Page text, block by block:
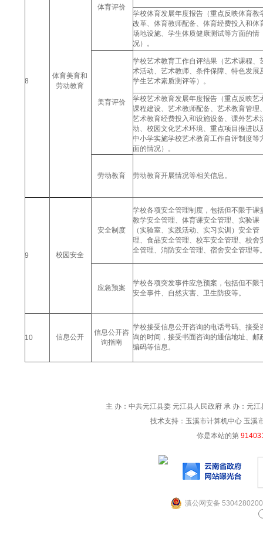
8
体育美育和
劳动教育
体育评价
学校体育发展年度报告（重点反映体育教
改革、体育教师配备、体育经费投入和体
场地设施、学生体质健康测试等方面的情
况）。
美育评价
学校艺术教育工作自评结果（艺术课程、
术活动、艺术教师、条件保障、特色发展
学生艺术素质测评等）。
学校艺术教育发展年度报告（重点反映艺
课程建设、艺术教师配备、艺术教育管理
艺术教育经费投入和设施设备、课外艺术
动、校园文化艺术环境、重点项目推进以
中小学实施学校艺术教育工作自评制度等
面的情况）。
劳动教育 劳动教育开展情况等相关信息。
9 校园安全
安全制度
学校各项安全管理制度，包括但不限于课
教学安全管理、体育课安全管理、实验课
（实验室、实践活动、实习实训）安全管
理、食品安全管理、校车安全管理、校舍
全管理、消防安全管理、宿舍安全管理等
应急预案
学校各项突发事件应急预案，包括但不限
安全事件、自然灾害、卫生防疫等。
10 信息公开
信息公开咨
询指南
学校接受信息公开咨询的电话号码、接受
询的时间，接受书面咨询的通信地址、邮
编码等信息。
主 办：中共元江县委 元江县人民政府 承 办：元
技术支持：玉溪市计算机中心 玉溪
你是本站的第
滇公网安备